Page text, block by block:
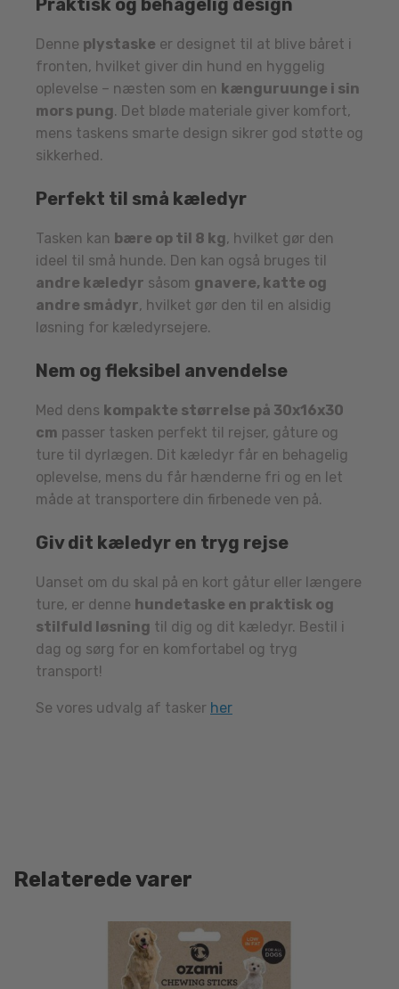
Denne plystaske er designet til at blive båret i
fronten, hvilket giver din hund en hyggelig
oplevelse – næsten som en kænguruunge i sin
mors pung. Det bløde materiale giver komfort,
mens taskens smarte design sikrer god støtte og
sikkerhed.
Perfekt til små kæledyr
Tasken kan bære op til 8 kg, hvilket gør den
ideel til små hunde. Den kan også bruges til
andre kæledyr såsom gnavere, katte og
andre smådyr, hvilket gør den til en alsidig
løsning for kæledyrsejere.
Nem og fleksibel anvendelse
Med dens kompakte størrelse på 30x16x30
cm passer tasken perfekt til rejser, gåture og
ture til dyrlægen. Dit kæledyr får en behagelig
oplevelse, mens du får hænderne fri og en let
måde at transportere din firbenede ven på.
Giv dit kæledyr en tryg rejse
Uanset om du skal på en kort gåtur eller længere
ture, er denne hundetaske en praktisk og
stilfuld løsning til dig og dit kæledyr. Bestil i
dag og sørg for en komfortabel og tryg
transport!
Se vores udvalg af tasker her
Relaterede varer